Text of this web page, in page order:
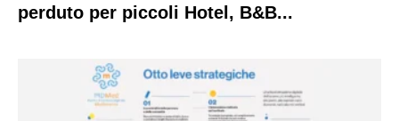
perduto per piccoli Hotel, B&B...